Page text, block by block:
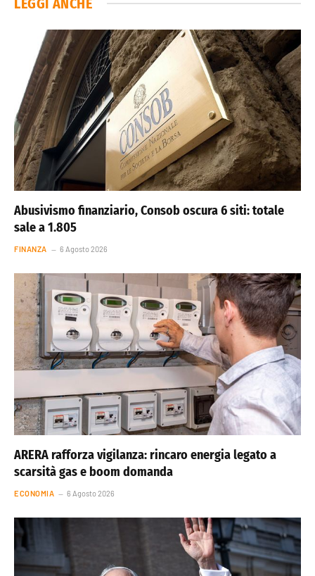
LEGGI ANCHE
Abusivismo finanziario, Consob oscura 6 siti: totale
sale a 1.805
FINANZA 6 Agosto 2026
ARERA rafforza vigilanza: rincaro energia legato a
scarsità gas e boom domanda
ECONOMIA 6 Agosto 2026